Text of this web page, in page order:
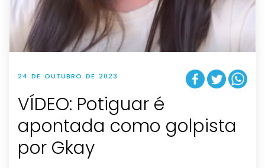
24 DE OUTUBRO DE 2023
VÍDEO: Potiguar é
apontada como golpista
por Gkay